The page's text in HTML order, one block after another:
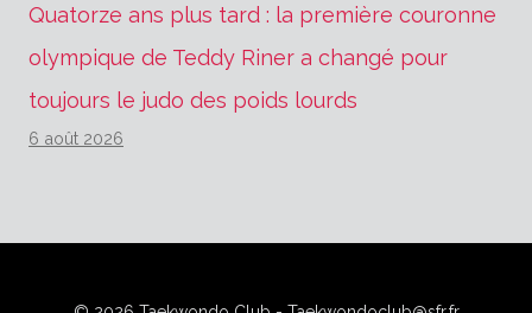
Quatorze ans plus tard : la première couronne
olympique de Teddy Riner a changé pour
toujours le judo des poids lourds
6 août 2026